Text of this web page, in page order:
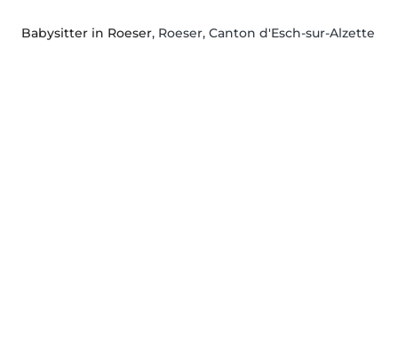
Babysitter in Roeser, Roeser, Canton d'Esch-sur-Alzette